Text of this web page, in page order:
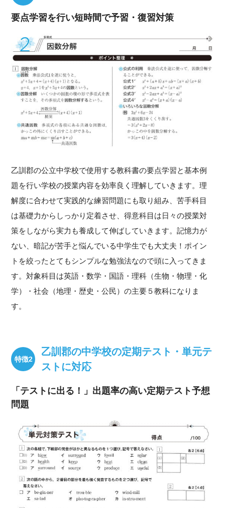
要点学習を行い短時間で予習・復習対策
乙訓郡の公立中学校で使用する教科書の要点学習と基本例
題を行い学校の授業内容を効率良く理解していきます。理
解度に合わせて実践的な練習問題にも取り組み、苦手科目
は基礎力からしっかり定着させ、得意科目は日々の授業対
策をしながら実力も養成して伸ばしていきます。記憶力が
ない、暗記が苦手と悩んでいる中学生でも大丈夫！ポイン
トを絞ったとてもシンプルな勉強法なので頭に入ってきま
す。対象科目は英語・数学・国語・理科（生物・物理・化
学）・社会（地理・歴史・公民）の主要５教科になりま
す。
乙訓郡の中学校の定期テスト・単元テ
ストに対応
「テストに出る！」出題率の高い定期テスト予想
問題